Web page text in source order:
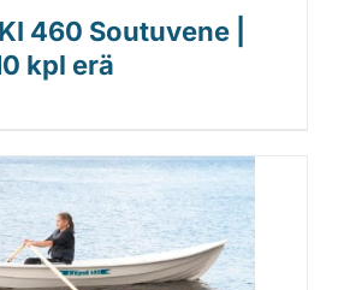
460 Soutuvene |
kpl erä